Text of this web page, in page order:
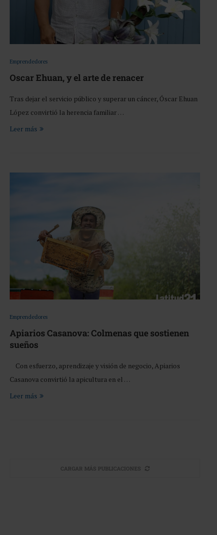
Emprendedores
Oscar Ehuan, y el arte de renacer
Tras dejar el servicio público y superar un cáncer, Óscar Ehuan
López convirtió la herencia familiar …
Leer más
Emprendedores
Apiarios Casanova: Colmenas que sostienen
sueños
Con esfuerzo, aprendizaje y visión de negocio, Apiarios
Casanova convirtió la apicultura en el …
Leer más
CARGAR MÁS PUBLICACIONES